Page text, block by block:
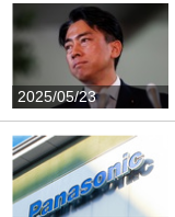
2025/05/23